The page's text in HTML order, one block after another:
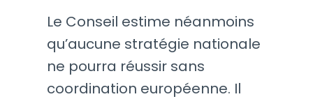
Le Conseil estime néanmoins
qu’aucune stratégie nationale
ne pourra réussir sans
coordination européenne. Il